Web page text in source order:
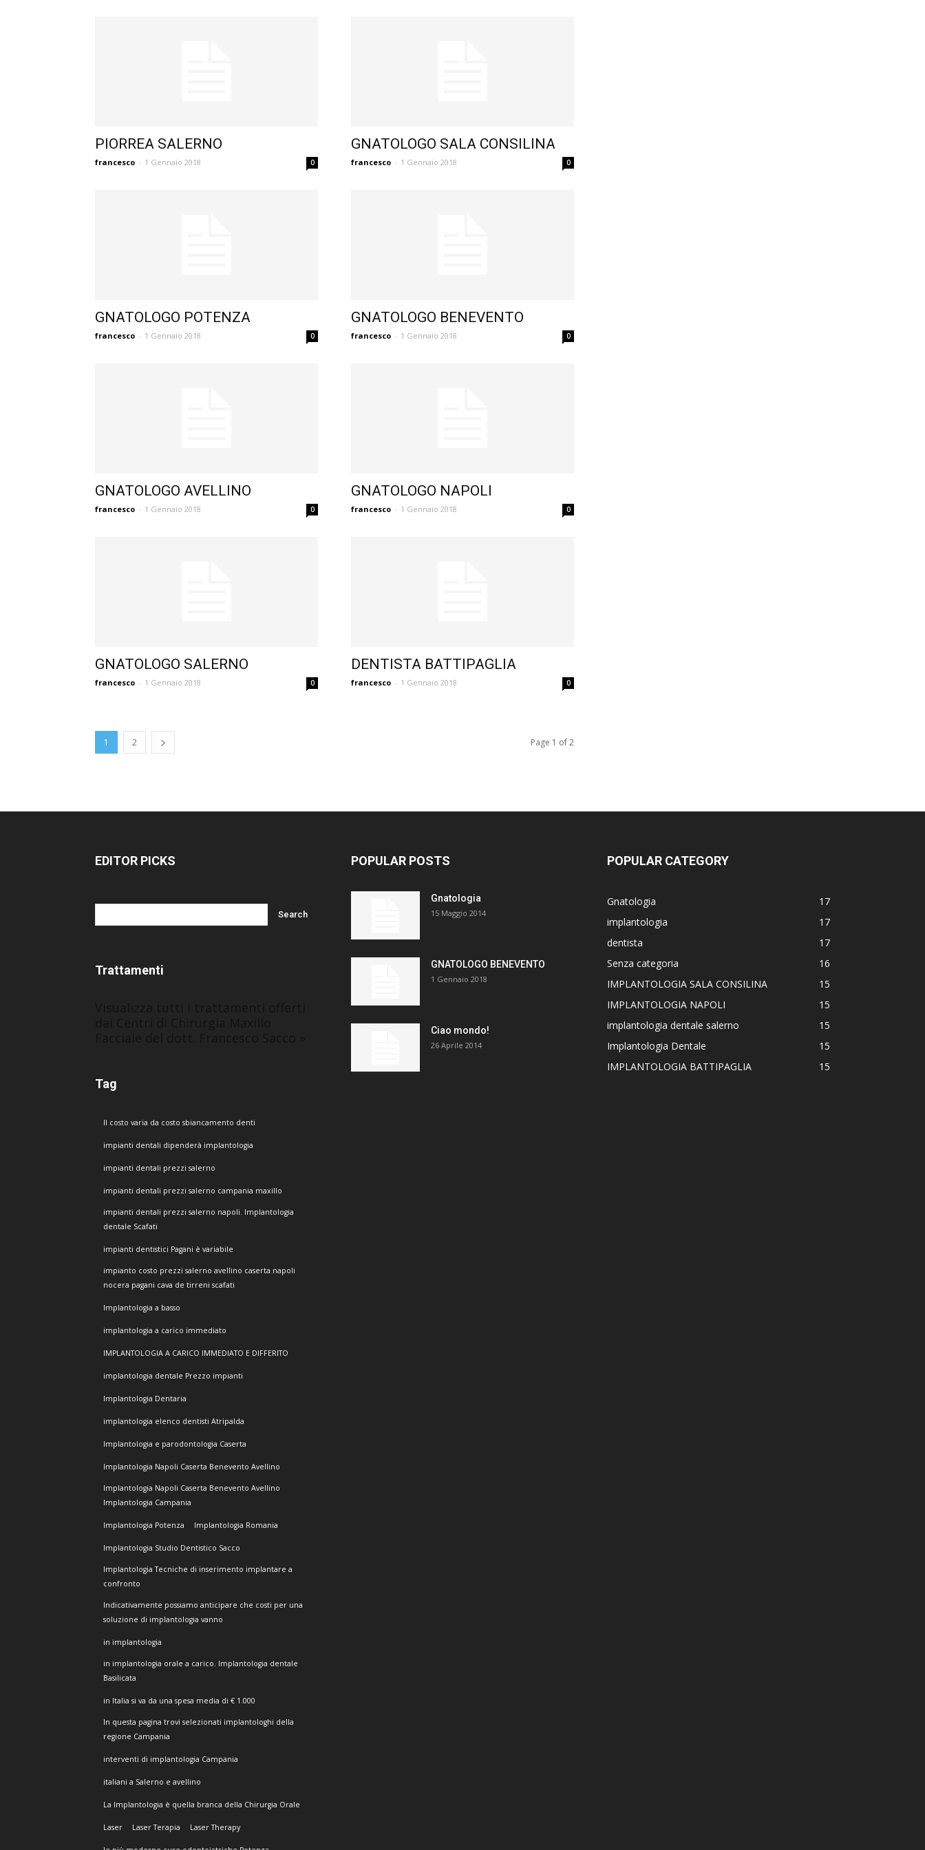
PIORREA SALERNO
francesco - 1 Gennaio 2018 0
GNATOLOGO SALA CONSILINA
francesco - 1 Gennaio 2018 0
GNATOLOGO POTENZA
francesco - 1 Gennaio 2018 0
GNATOLOGO BENEVENTO
francesco - 1 Gennaio 2018 0
GNATOLOGO AVELLINO
francesco - 1 Gennaio 2018 0
GNATOLOGO NAPOLI
francesco - 1 Gennaio 2018 0
GNATOLOGO SALERNO
francesco - 1 Gennaio 2018 0
DENTISTA BATTIPAGLIA
francesco - 1 Gennaio 2018 0
1 2 Page 1 of 2
EDITOR PICKS
Trattamenti
Tag
Il costo varia da costo sbiancamento denti
impianti dentali dipenderà implantologia
impianti dentali prezzi salerno
impianti dentali prezzi salerno campania maxillo
impianti dentali prezzi salerno napoli. Implantologia
dentale Scafati
impianti dentistici Pagani è variabile
impianto costo prezzi salerno avellino caserta napoli
nocera pagani cava de tirreni scafati
Implantologia a basso
implantologia a carico immediato
IMPLANTOLOGIA A CARICO IMMEDIATO E DIFFERITO
implantologia dentale Prezzo impianti
Implantologia Dentaria
implantologia elenco dentisti Atripalda
Implantologia e parodontologia Caserta
Implantologia Napoli Caserta Benevento Avellino
Implantologia Napoli Caserta Benevento Avellino
Implantologia Campania
Implantologia Potenza Implantologia Romania
Implantologia Studio Dentistico Sacco
Implantologia Tecniche di inserimento implantare a
confronto
Indicativamente possiamo anticipare che costi per una
soluzione di implantologia vanno
in implantologia
in implantologia orale a carico. Implantologia dentale
Basilicata
in Italia si va da una spesa media di € 1.000
In questa pagina trovi selezionati implantologhi della
regione Campania
interventi di implantologia Campania
italiani a Salerno e avellino
La Implantologia è quella branca della Chirurgia Orale
Laser Laser Terapia Laser Therapy
POPULAR POSTS
Gnatologia
15 Maggio 2014
GNATOLOGO BENEVENTO
1 Gennaio 2018
Ciao mondo!
26 Aprile 2014
POPULAR CATEGORY
Gnatologia
17
implantologia
17
dentista
17
Senza categoria
16
IMPLANTOLOGIA SALA CONSILINA
15
IMPLANTOLOGIA NAPOLI
15
implantologia dentale salerno
15
Implantologia Dentale
15
IMPLANTOLOGIA BATTIPAGLIA
15